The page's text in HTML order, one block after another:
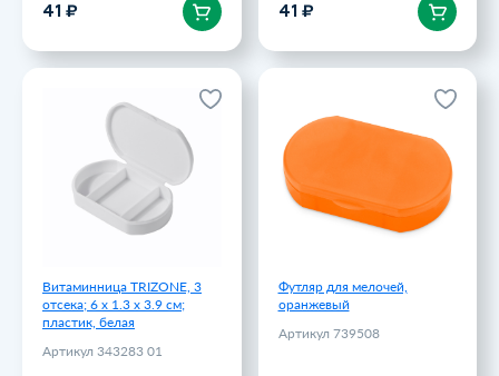
41 ₽ 41 ₽
Витаминница TRIZONE, 3
отсека; 6 x 1.3 x 3.9 см;
пластик, белая
Артикул 343283 01
Витаминница TRIZONE, 3
отсека; 6 x 1.3 x 3.9 см;
пластик, белая
Артикул 343283 01
Футляр для мелочей,
оранжевый
Артикул 739508
Футляр для мелочей,
оранжевый
Артикул 739508
42 ₽